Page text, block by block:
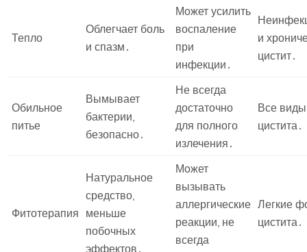
Тепло
Облегчает боль
и спазм․
Может усилить
воспаление
при
инфекции․
и
цистит․
Обильное
питье
Вымывает
бактерии,
безопасно․
Не всегда
достаточно
для полного
излечения․
Все виды
цистита․
Фитотерапия
Натуральное
средство,
меньше
побочных
эффектов․
Может
вызывать
аллергические
реакции, не
всегда
Легкие
цистита․